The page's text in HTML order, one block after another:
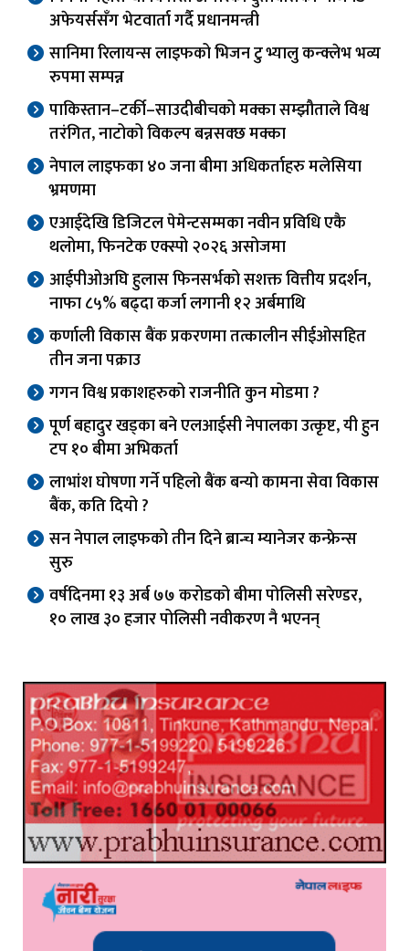
अफेयर्ससँग भेटवार्ता गर्दै प्रधानमन्त्री
सानिमा रिलायन्स लाइफको भिजन टु भ्यालु कन्क्लेभ भव्य
रुपमा सम्पन्न
पाकिस्तान–टर्की–साउदीबीचको मक्का सम्झौताले विश्व
तरंगित, नाटोको विकल्प बन्नसक्छ मक्का
नेपाल लाइफका ४० जना बीमा अधिकर्ताहरु मलेसिया
भ्रमणमा
एआईदेखि डिजिटल पेमेन्टसम्मका नवीन प्रविधि एकै
थलोमा, फिनटेक एक्स्पो २०२६ असोजमा
आईपीओअघि हुलास फिनसर्भको सशक्त वित्तीय प्रदर्शन,
नाफा ८५% बढ्दा कर्जा लगानी १२ अर्बमाथि
कर्णाली विकास बैंक प्रकरणमा तत्कालीन सीईओसहित
तीन जना पक्राउ
गगन विश्व प्रकाशहरुको राजनीति कुन मोडमा ?
पूर्ण बहादुर खड्का बने एलआईसी नेपालका उत्कृष्ट, यी हुन
टप १० बीमा अभिकर्ता
लाभांश घोषणा गर्ने पहिलो बैंक बन्यो कामना सेवा विकास
बैंक, कति दियो ?
सन नेपाल लाइफको तीन दिने ब्रान्च म्यानेजर कन्फ्रेन्स
सुरु
वर्षदिनमा १३ अर्ब ७७ करोडको बीमा पोलिसी सरेण्डर,
१० लाख ३० हजार पोलिसी नवीकरण नै भएनन्